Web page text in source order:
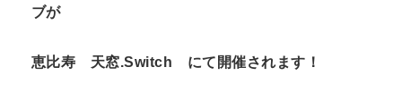
ブが
恵比寿 天窓.Switch にて開催されます！